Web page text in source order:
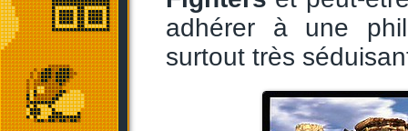
adhérer à une
surtout très